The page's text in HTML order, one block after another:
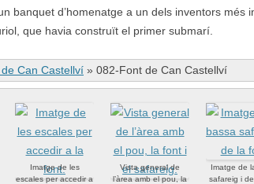
banquet d’homenatge a un dels inventors més
que havia construït el primer submarí.
Can Castellví » 082-Font de Can Castellví
Imatge de les
escales per accedir a
Vista general de
l’àrea amb el pou, la
Imatge de
safareig i